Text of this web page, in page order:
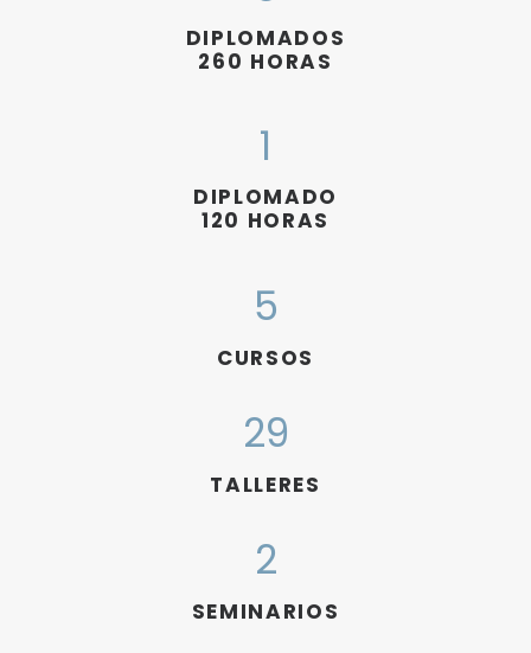
DIPLOMADOS
260 HORAS
1
DIPLOMADO
120 HORAS
5
CURSOS
29
TALLERES
2
SEMINARIOS